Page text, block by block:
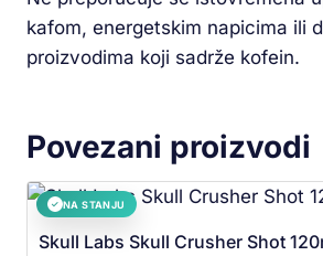
kafom, energetskim napicima ili
proizvodima koji sadrže kofein.
Povezani proizvodi
✓ NA STANJU
Skull Labs Skull Crusher Shot